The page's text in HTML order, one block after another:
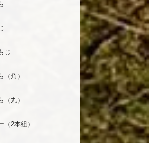
じ
（角）
（丸）
（2本組）